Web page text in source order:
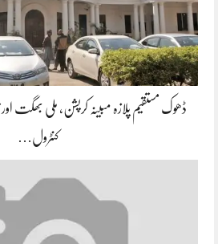
ڈھوک مستقیم پلازہ مبینہ کرپشن، ملی بھگت
کنٹرول…